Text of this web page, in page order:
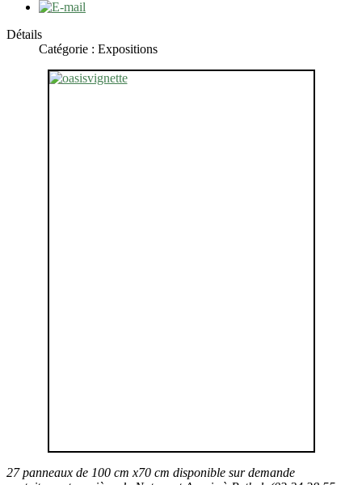
Détails
Catégorie : Expositions
27 panneaux de 100 cm x70 cm disponible sur demande